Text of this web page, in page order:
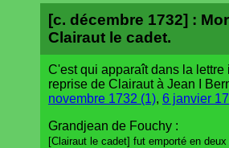
[c. décembre 1732] :
Clairaut le cadet.
C'est qui apparaît dans la lettre
reprise de Clairaut à Jean I
novembre 1732 (1), 6 janvier
Grandjean de Fouchy :
[Clairaut le cadet] fut emporté en